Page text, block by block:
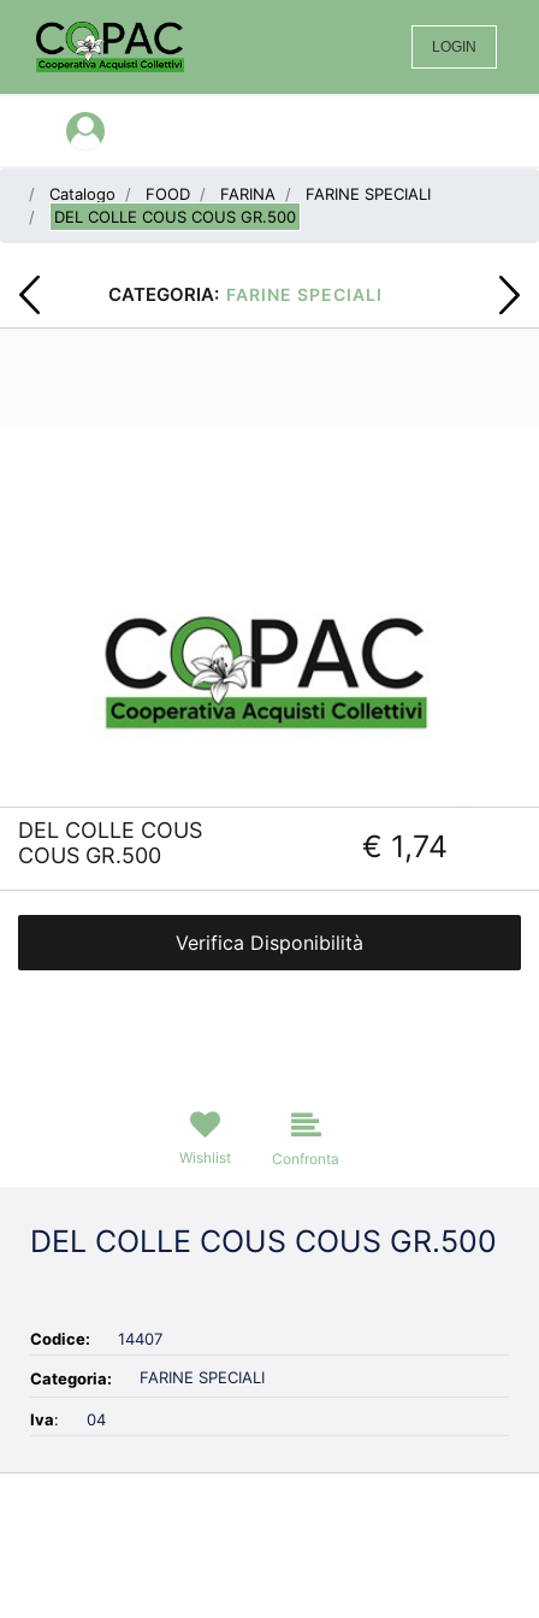
LOGIN
Open menu
Catalogo FOOD FARINA
FARINE SPECIALI
DEL COLLE COUS COUS GR.500
CATEGORIA: FARINE SPECIALI
DEL COLLE COUS
COUS GR.500
€ 1,74
Verifica Disponibilità
Wishlist Confronta
DEL COLLE COUS COUS GR.500
Codice: 14407
Categoria: FARINE SPECIALI
Iva: 04